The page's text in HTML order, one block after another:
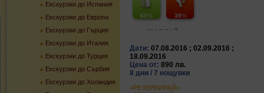
Екскурзии до Испания
Екскурзии до Европа
Екскурзии до Гърция
Екскурзии до Италия
Екскурзии до Турция
Екскурзии до Сърбия
Екскурзии до Холандия
61% 39%
Дати: 07.08.2016 ; 02.09.2016 ;
18.09.2016
Цена от: 890 лв.
8 дни / 7 нощувки
«РЕЗЕРВИРАЙ»